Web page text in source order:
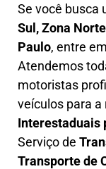
Se você busca
Sul, Zona
Paulo, entre
Atendemos
motoristas
veículos para a
Interestaduais
Serviço de
Transporte de